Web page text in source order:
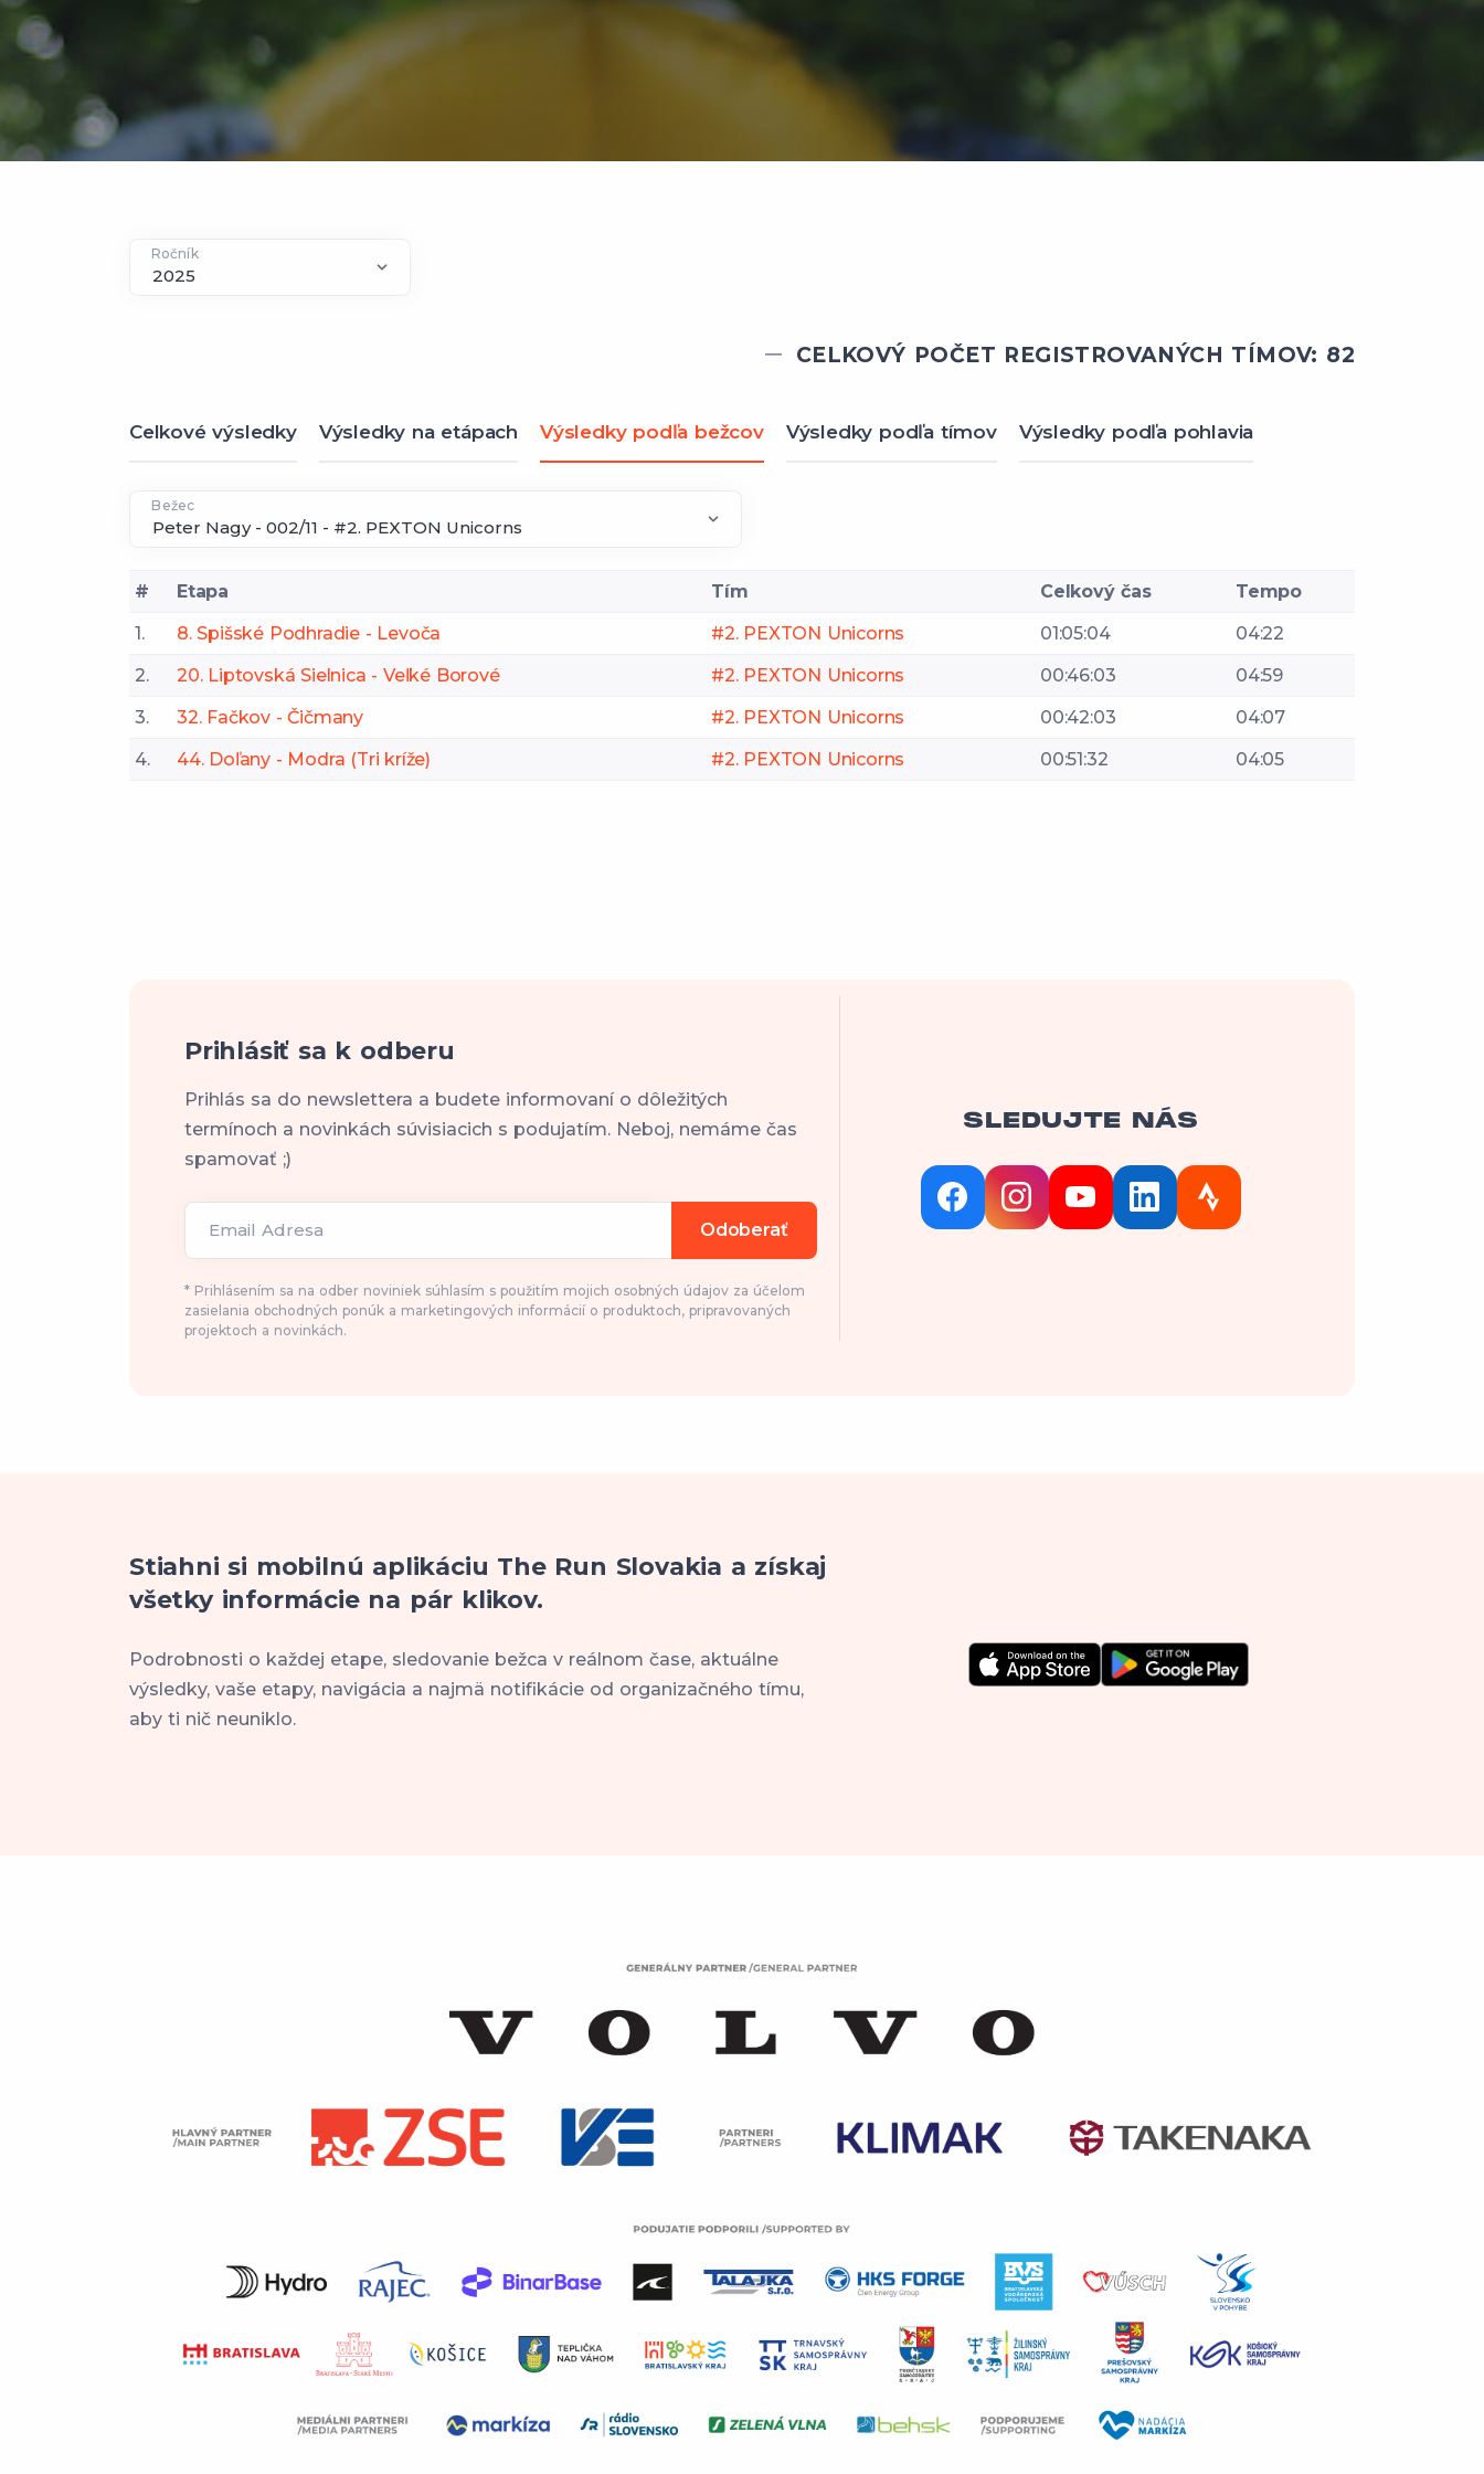
Ročník
CELKOVÝ POČET REGISTROVANÝCH TÍMOV: 82
Celkové výsledky Výsledky na etápach Výsledky podľa bežcov Výsledky podľa tímov Výsledky podľa pohlavia
Bežec
# Etapa Tím Celkový čas
Tempo
1.
8. Spišské Podhradie - Levoča #2. PEXTON Unicorns 01:05:04
04:22
2.
20. Liptovská Sielnica - Veľké Borové #2. PEXTON Unicorns 00:46:03
04:59
3.
32. Fačkov - Čičmany #2. PEXTON Unicorns 00:42:03
04:07
4.
44. Doľany - Modra (Tri kríže) #2. PEXTON Unicorns 00:51:32 04:05
Prihlásiť sa k odberu
Prihlás sa do newslettera a budete informovaní o dôležitých
termínoch a novinkách súvisiacich s podujatím. Neboj, nemáme čas
spamovať ;)
Email Adresa Odoberať
* Prihlásením sa na odber noviniek súhlasím s použitím mojich osobných údajov za účelom
zasielania obchodných ponúk a marketingových informácií o produktoch, pripravovaných
projektoch a novinkách.
SLEDUJTE NÁS
Stiahni si mobilnú aplikáciu The Run Slovakia a získaj
všetky informácie na pár klikov.
Podrobnosti o každej etape, sledovanie bežca v reálnom čase, aktuálne
výsledky, vaše etapy, navigácia a najmä notifikácie od organizačného tímu,
aby ti nič neuniklo.